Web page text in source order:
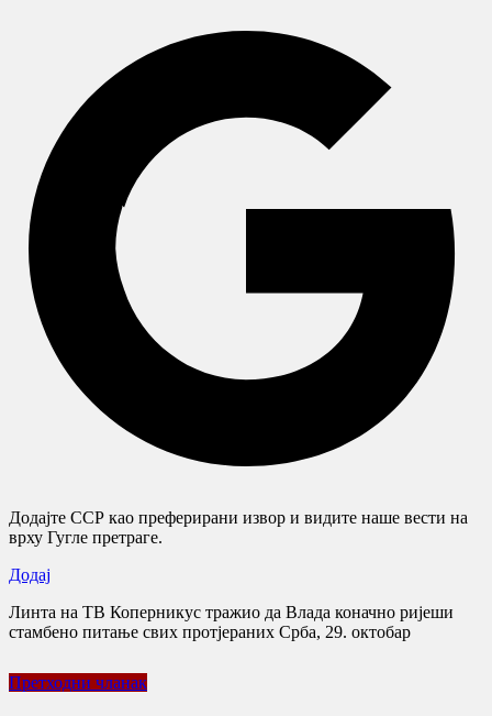
Додајте ССР као преферирани извор и видите наше вести на
врху Гугле претраге.
Додај
Линта на ТВ Коперникус тражио да Влада коначно ријеши
стамбено питање свих протјераних Срба, 29. октобар
Претходни чланак